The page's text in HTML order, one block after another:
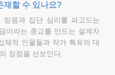
재할 수 있나요?
믿음과 집단 심리를 파고드는
이라는 종교를 만드는 설계자
체적 인물들과 작가 특유의 대
정점을 선보인다.